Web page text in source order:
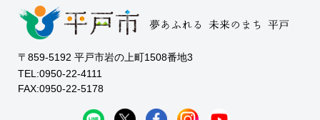
〒859-5192 平戸市岩の上町1508番地3
TEL:0950-22-4111
FAX:0950-22-5178